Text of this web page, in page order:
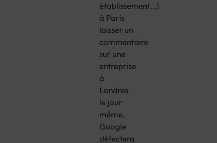
établissement…)
à Paris
laisser un
commentaire
sur une
entreprise
à
Londres
le jour
même,
Google
détectera